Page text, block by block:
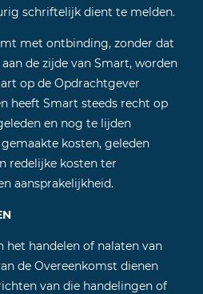
schriftelijk dient te melden.
met ontbinding, zonder dat
de zijde van Smart, worden
op de Opdrachtgever
heeft Smart steeds recht op
en nog te lijden
kosten, geleden
redelijke kosten ter
aansprakelijkheid.
het handelen of nalaten van
de Overeenkomst dienen
van die handelingen of